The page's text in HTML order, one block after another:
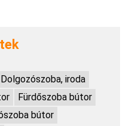
Dolgozószoba, iroda
Fürdőszoba bútor
bútor